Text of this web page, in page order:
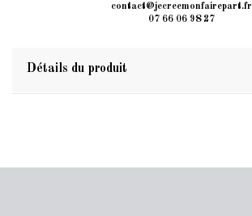
contact@jecreemonfairepart.fr
07 66 06 98 27
Détails du produit